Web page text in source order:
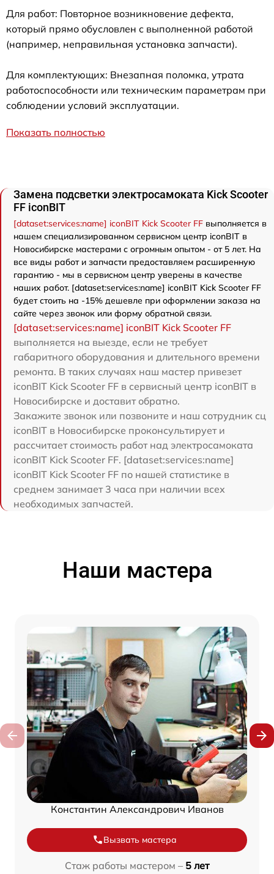
Для работ: Повторное возникновение дефекта,
который прямо обусловлен с выполненной работой
(например, неправильная установка запчасти).
Для комплектующих: Внезапная поломка, утрата
работоспособности или техническим параметрам при
соблюдении условий эксплуатации.
Показать полностью
Замена подсветки электросамоката Kick Scooter
FF iconBIT
[dataset:services:name] iconBIT Kick Scooter FF выполняется в
нашем специализированном сервисном центр iconBIT в
Новосибирске мастерами с огромным опытом - от 5 лет. На
все виды работ и запчасти предоставляем расширенную
гарантию - мы в сервисном центр уверены в качестве
наших работ. [dataset:services:name] iconBIT Kick Scooter FF
будет стоить на -15% дешевле при оформлении заказа на
сайте через звонок или форму обратной связи.
[dataset:services:name] iconBIT Kick Scooter FF
выполняется на выезде, если не требует
габаритного оборудования и длительного времени
ремонта. В таких случаях наш мастер привезет
iconBIT Kick Scooter FF в сервисный центр iconBIT в
Новосибирске и доставит обратно.
Закажите звонок или позвоните и наш сотрудник сц
iconBIT в Новосибирске проконсультирует и
рассчитает стоимость работ над электросамоката
iconBIT Kick Scooter FF. [dataset:services:name]
iconBIT Kick Scooter FF по нашей статистике в
среднем занимает 3 часа при наличии всех
необходимых запчастей.
Наши мастера
Константин Александрович Иванов
Вызвать мастера
Стаж работы мастером – 5 лет